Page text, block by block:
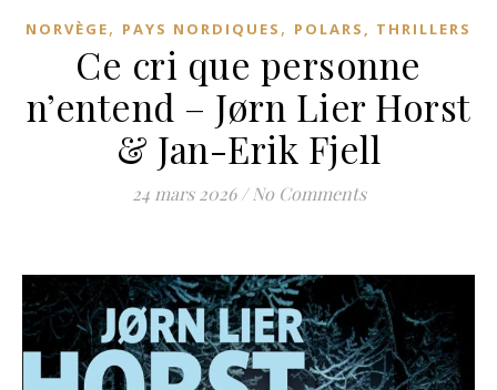
NORVÈGE, PAYS NORDIQUES , POLARS, THRILLERS
Ce cri que personne
n’entend – Jørn Lier Horst
& Jan-Erik Fjell
24 mars 2026 / No Comments